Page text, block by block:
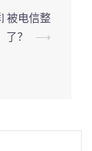
被电信整
了？
⟶